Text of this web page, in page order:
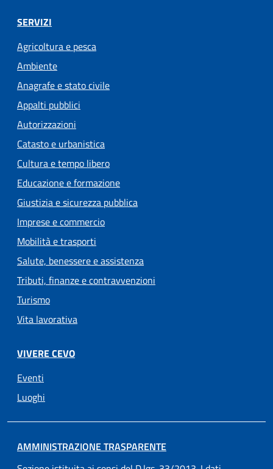
SERVIZI
Agricoltura e pesca
Ambiente
Anagrafe e stato civile
Appalti pubblici
Autorizzazioni
Catasto e urbanistica
Cultura e tempo libero
Educazione e formazione
Giustizia e sicurezza pubblica
Imprese e commercio
Mobilità e trasporti
Salute, benessere e assistenza
Tributi, finanze e contravvenzioni
Turismo
Vita lavorativa
VIVERE CEVO
Eventi
Luoghi
AMMINISTRAZIONE TRASPARENTE